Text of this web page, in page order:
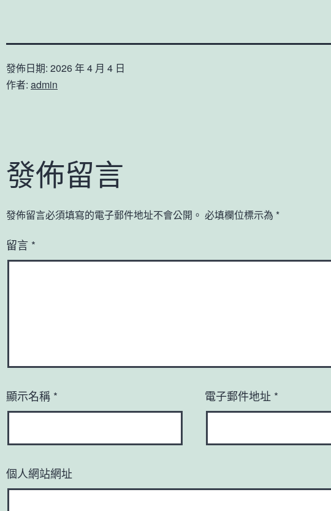
發佈日期: 2026 年 4 月 4 日
作者: admin
發佈留言
發佈留言必須填寫的電子郵件地址不會公開。 必填欄位標示為 *
留言 *
顯示名稱 * 電子郵件地址 *
個人網站網址